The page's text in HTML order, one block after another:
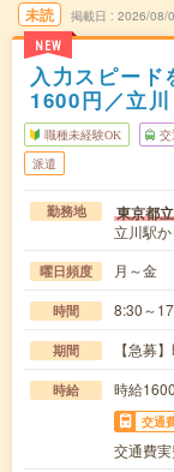
未読
NEW
掲載日 2026/08/
入力スピー
1600円／立
職種未経験OK 交
派遣
勤務地 東京都
立川駅
曜日頻度 月～金
時間 8:30～
期間 【急募
時給 時給
交通
交通費実